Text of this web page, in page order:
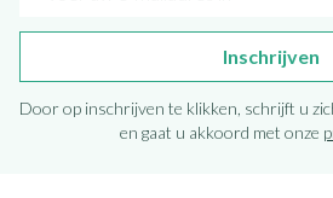
Inschrijven
Door op inschrijven te klikken, schrijft u
en gaat u akkoord met onze